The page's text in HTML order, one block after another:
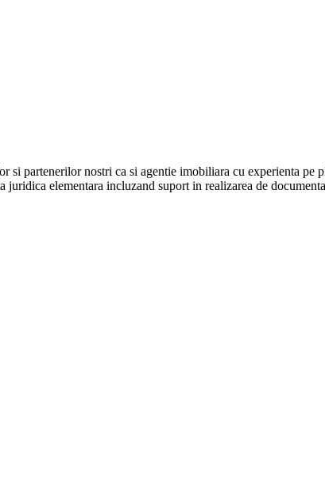
partenerilor nostri ca si agentie imobiliara cu experienta pe
juridica elementara incluzand suport in realizarea de